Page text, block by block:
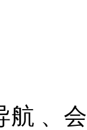
航 、